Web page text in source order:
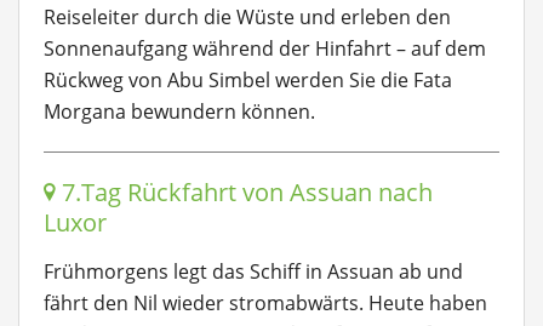
Reiseleiter durch die Wüste und erleben den
Sonnenaufgang während der Hinfahrt – auf dem
Rückweg von Abu Simbel werden Sie die Fata
Morgana bewundern können.
7.Tag Rückfahrt von Assuan nach
Luxor
Frühmorgens legt das Schiff in Assuan ab und
fährt den Nil wieder stromabwärts. Heute haben